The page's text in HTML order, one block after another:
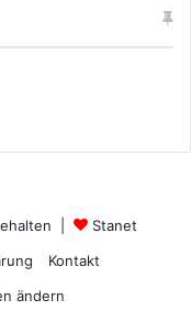
|
Stanet
Kontakt
ändern